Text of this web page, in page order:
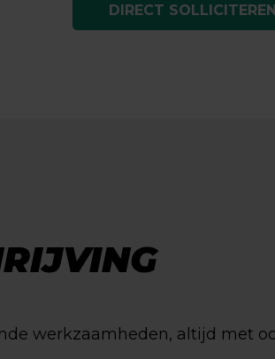
DIRECT SOLLICITEREN
werkzaamheden, altijd met